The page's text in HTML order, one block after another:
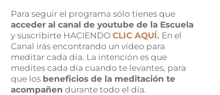
Para seguir el programa sólo tienes que
acceder al canal de youtube de la Escuela
y suscribirte HACIENDOCLIC AQUÍ. En el
Canal irás encontrando un vídeo para
meditar cada día. La intención es que
medites cada día cuando te levantes, para
que los beneficios de la meditación te
acompañen durante todo el día.